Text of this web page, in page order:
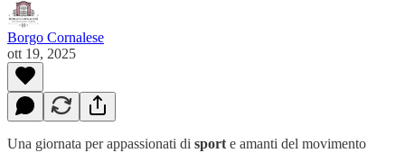
Borgo Cornalese
ott 19, 2025
Una giornata per appassionati di sport e amanti del movimento